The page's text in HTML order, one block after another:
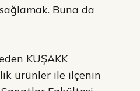
sağlamak. Buna da
KUŞAKK
ürünler ile ilçenin